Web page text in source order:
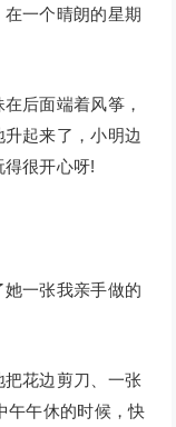
一个晴朗的星期
后面端着风筝，
起来了，小明边
很开心呀!
一张我亲手做的
花边剪刀、一张
午午休的时候，快